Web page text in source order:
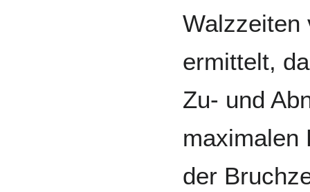
Walzzeiten
ermittelt,
Zu- und
maximalen
der